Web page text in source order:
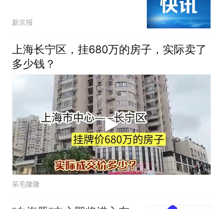
新京报
上海长宁区，挂680万的房子，实际卖了
多少钱？
呆毛隆隆